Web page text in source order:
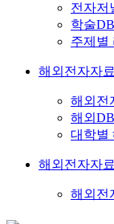
전자저
학술
주제별
해외전자자
해외전
해외
대학별
해외전자자
해외전